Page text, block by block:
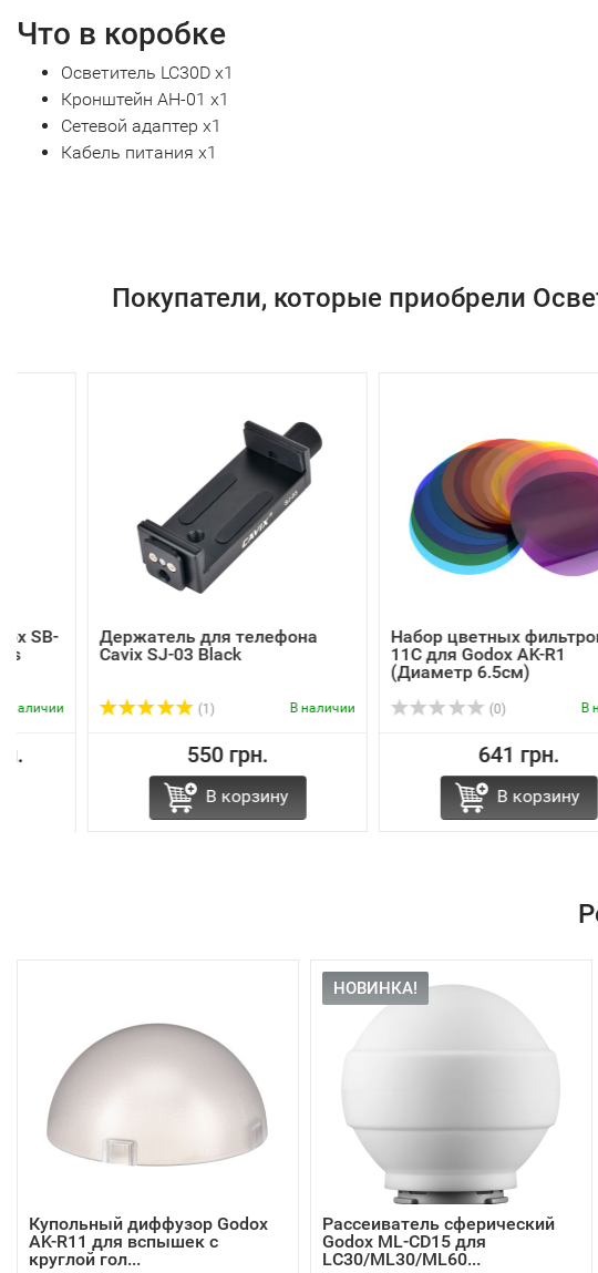
Что в коробке
Осветитель LC30D х1
Кронштейн AH-01 х1
Сетевой адаптер х1
Кабель питания х1
Покупатели, которые приобрели
Держатель для телефона
Cavix SJ-03 Black
(1)
550 грн.
В корзину
Набор цветных фильтров V-
11C для Godox AK-R1
(Диаметр 6.5см)
(0)
641 грн.
В корзину
Купольный диффузор Godox
AK-R11 для вспышек с
круглой гол...
НОВИНКА!
Рассеиватель сферический
Godox ML-CD15 для
LC30/ML30/ML60...